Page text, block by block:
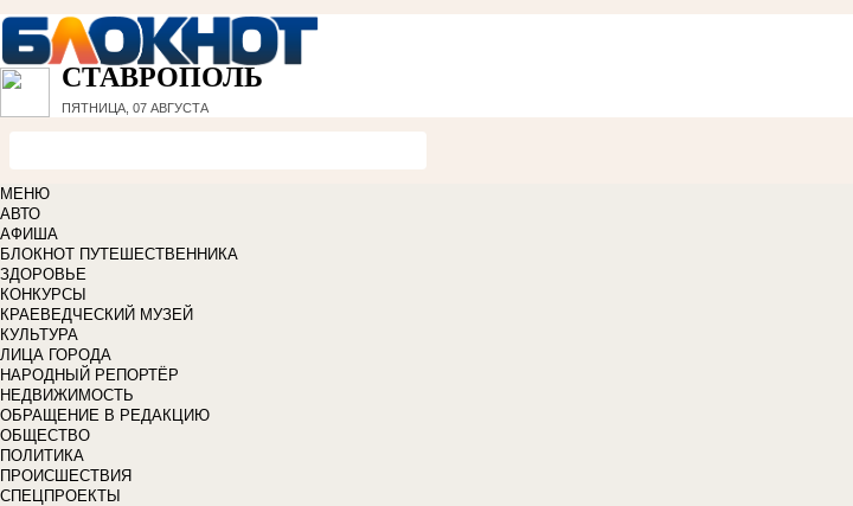
СТАВРОПОЛЬ
ПЯТНИЦА, 07 АВГУСТА
МЕНЮ
АВТО
АФИША
БЛОКНОТ ПУТЕШЕСТВЕННИКА
ЗДОРОВЬЕ
КОНКУРСЫ
КРАЕВЕДЧЕСКИЙ МУЗЕЙ
КУЛЬТУРА
ЛИЦА ГОРОДА
НАРОДНЫЙ РЕПОРТЁР
НЕДВИЖИМОСТЬ
ОБРАЩЕНИЕ В РЕДАКЦИЮ
ОБЩЕСТВО
ПОЛИТИКА
ПРОИСШЕСТВИЯ
СПЕЦПРОЕКТЫ